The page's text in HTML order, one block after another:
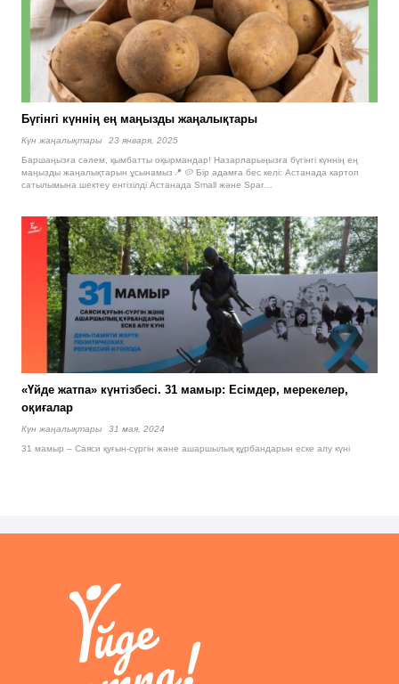
Бүгінгі күннің ең маңызды жаңалықтары
Күн жаңалықтары
23 января, 2025
Баршаңызға сәлем, қымбатты оқырмандар! Назарларыңызға бүгінгі күннің ең
маңызды жаңалықтарын ұсынамыз📍 🥔 Бір адамға бес келі: Астанада картоп
сатылымына шектеу енгізілді Астанада Small және Spar…
«Үйде жатпа» күнтізбесі. 31 мамыр: Есімдер, мерекелер,
оқиғалар
Күн жаңалықтары
31 мая, 2024
31 мамыр – Саяси қуғын-сүргін және ашаршылық құрбандарын еске алу күні